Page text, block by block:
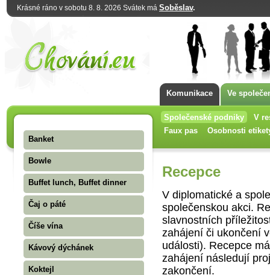
Krásné ráno v sobotu 8. 8. 2026 Svátek má Soběslav.
Komunikace Ve
Společenské podniky
V
Faux pas
Osobnosti
Banket
Bowle
Buffet lunch, Buffet dinner
Čaj o páté
Číše vína
Kávový dýchánek
Koktejl
Recepce
V diplomatické a
společenskou akci.
slavnostních
zahájení či ukončení
události). Recepce
zahájení následují
zakončení.